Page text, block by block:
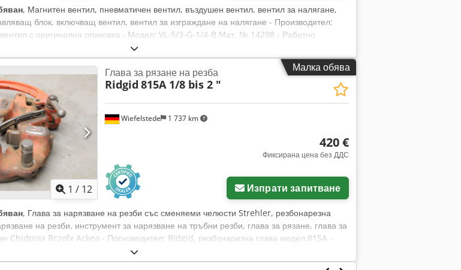
, Магнитен вентил, пневматичен вентил, въздушен вентил, вентил за налягане,
блок, включващ вентил, вентил за изграждане на налягане - Производител:
с оригинална опаковка - Модел: VL-5/3-G-1/4-B Мат. № 14298 - Работно
- Наличност: 2 броя Codeii Sf Ajpfx Ackjha - Цена: за брой - Размери на кутията:
0,4 кг/бр.
Малка обява
1 / 12
Wiefelstede 1 737 km
Глава за рязане на резба
Ridgid 815A 1/8 bis 2 "
420 €
Фиксирана цена без ДДС
Изпрати запитване
, Глава за нарязване на резби със сменяеми челюсти Strehler, резбонарезна
на резби, инструмент за нарязване на тръбни резби, глава за рязане, глава за
Chjdpoix Rczofx Ackea - Производител: Ridgid, резбонарезна глава модел 815A -
1/8 до 2 " - Болтове: 1/4 до 2 " - Наличност: 2 броя глави за рязане - Цена: за брой -
мм - Тегло: 6 кг/бр.